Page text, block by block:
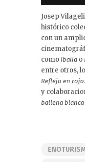
Josep
histórico
con un
como Iballa o
entre otros,
Reflejo en rojo
y
ballena blanca